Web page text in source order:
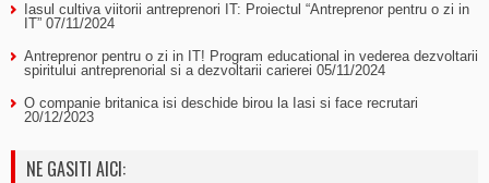
Iasul cultiva viitorii antreprenori IT: Proiectul “Antreprenor pentru o zi in
IT” 07/11/2024
Antreprenor pentru o zi in IT! Program educational in vederea dezvoltarii
spiritului antreprenorial si a dezvoltarii carierei 05/11/2024
O companie britanica isi deschide birou la Iasi si face recrutari
20/12/2023
NE GASITI AICI: